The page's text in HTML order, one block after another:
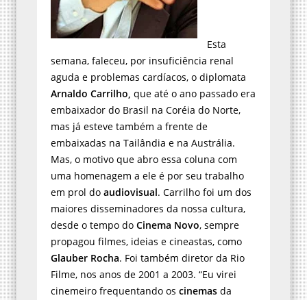
Esta
semana, faleceu, por insuficiência renal
aguda e problemas cardíacos, o diplomata
Arnaldo Carrilho, que até o ano passado era
embaixador do Brasil na Coréia do Norte,
mas já esteve também a frente de
embaixadas na Tailândia e na Austrália.
Mas, o motivo que abro essa coluna com
uma homenagem a ele é por seu trabalho
em prol do audiovisual. Carrilho foi um dos
maiores disseminadores da nossa cultura,
desde o tempo do Cinema Novo, sempre
propagou filmes, ideias e cineastas, como
Glauber Rocha. Foi também diretor da Rio
Filme, nos anos de 2001 a 2003. “Eu virei
cinemeiro frequentando os cinemas da